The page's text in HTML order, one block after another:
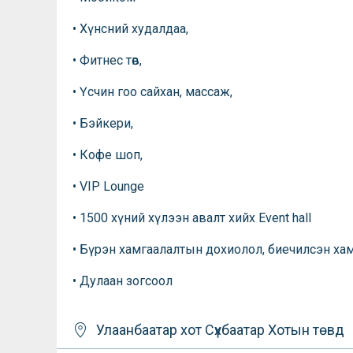
• Хүнсний худалдаа,
• Фитнес төв,
• Үсчин гоо сайхан, массаж,
• Бэйкери,
• Кофе шоп,
• VIP Lounge
• 1500 хүний хүлээн авалт хийх Event hall
• Бүрэн хамгаалалтын дохиолол, биечилсэн
• Дулаан зогсоол
Улаанбаатар хот Сүхбаатар Хотын төвд